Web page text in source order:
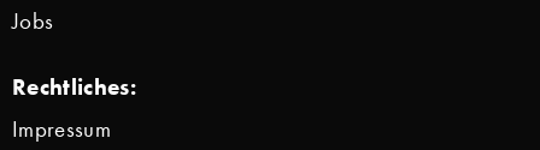
Jobs
Rechtliches:
Impressum